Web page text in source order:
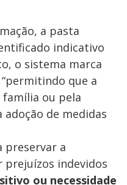
a pasta
indicativo
o sistema marca
que a
ou pela
de medidas
preservar a
prejuízos indevidos
ou necessidade